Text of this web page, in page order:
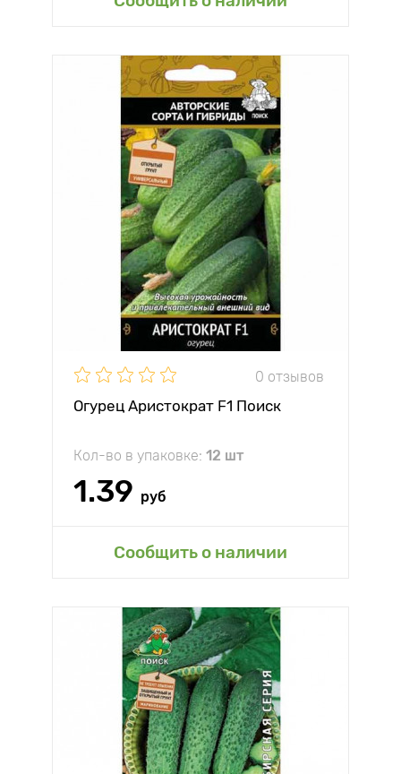
0 отзывов
Огурец Аристократ F1 Поиск
Кол-во в упаковке: 12 шт
1.39 руб
Сообщить о наличии